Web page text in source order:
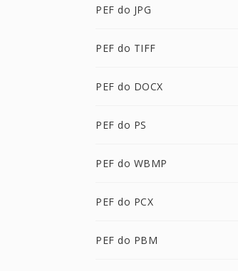
PEF do JPG
PEF do TIFF
PEF do DOCX
PEF do PS
PEF do WBMP
PEF do PCX
PEF do PBM